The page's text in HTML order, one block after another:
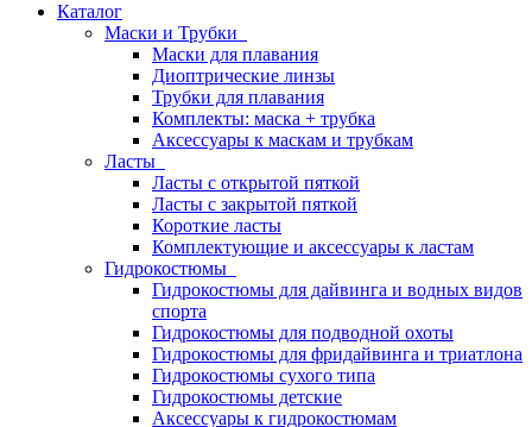
Каталог
Маски и Трубки
Маски для плавания
Диоптрические линзы
Трубки для плавания
Комплекты: маска + трубка
Аксессуары к маскам и трубкам
Ласты
Ласты с открытой пяткой
Ласты с закрытой пяткой
Короткие ласты
Комплектующие и аксессуары к ластам
Гидрокостюмы
Гидрокостюмы для дайвинга и водных видов
спорта
Гидрокостюмы для подводной охоты
Гидрокостюмы для фридайвинга и триатлона
Гидрокостюмы сухого типа
Гидрокостюмы детские
Аксессуары к гидрокостюмам